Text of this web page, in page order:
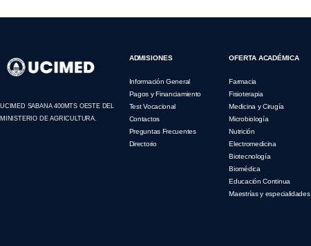
UCIMED SABANA 400MTS OESTE DEL
MINISTERIO DE AGRICULTURA.
ADMISIONES
Información General
Pagos y Financiamiento
Test Vocacional
Contactos
Preguntas Frecuentes
Directorio
OFERTA ACADÉMICA
Farmacia
Fisioterapia
Medicina y Cirugía
Microbiología
Nutrición
Electromedicina
Biotecnología
Biomédica
Educación Continua
Maestrías y especialidades